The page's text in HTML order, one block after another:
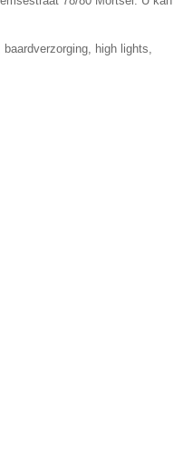
baardverzorging, high lights,